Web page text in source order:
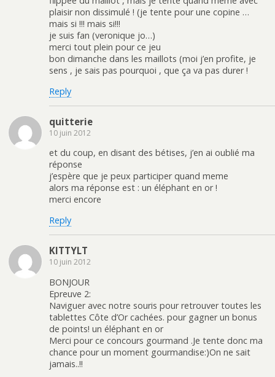
plaisir non dissimulé ! (je tente pour une copine …
mais si !!! mais si!!!
je suis fan (veronique jo…)
merci tout plein pour ce jeu
bon dimanche dans les maillots (moi j’en profite, je
sens , je sais pas pourquoi , que ça va pas durer !
Reply
quitterie
10 juin 2012
et du coup, en disant des bétises, j’en ai oublié ma
réponse
j’espère que je peux participer quand meme
alors ma réponse est : un éléphant en or !
merci encore
Reply
KITTYLT
10 juin 2012
BONJOUR
Epreuve 2:
Naviguer avec notre souris pour retrouver toutes les
tablettes Côte d’Or cachées. pour gagner un bonus
de points! un éléphant en or
Merci pour ce concours gourmand .Je tente donc ma
chance pour un moment gourmandise:)On ne sait
jamais..!!